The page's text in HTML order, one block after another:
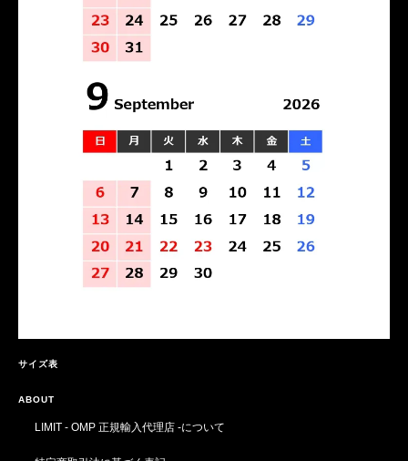
サイズ表
ABOUT
LIMIT - OMP 正規輸入代理店 -について